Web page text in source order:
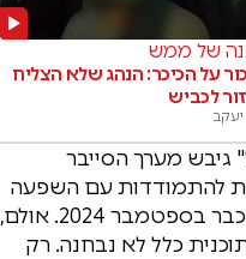
של ממש
על הכיכר: הנהג שלא הצליח
לכביש
יעקב
מערך הסייבר
להתמודדות עם השפעה
זרה והגיש אותה לראש הממשלה כבר בספטמבר 2024. אולם,
עד אמצע שנת 2025 התוכנית כלל לא נבחנה. רק